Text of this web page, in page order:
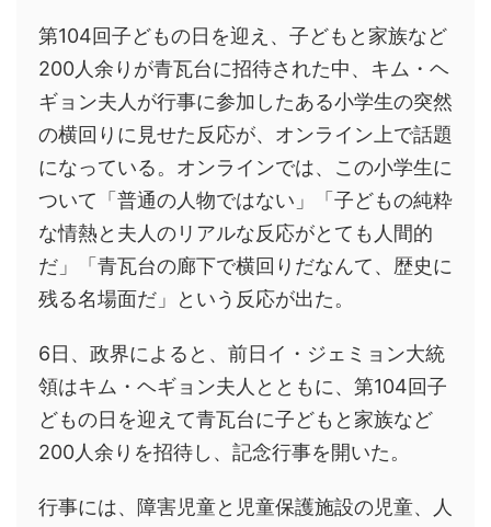
第104回子どもの日を迎え、子どもと家族など
200人余りが青瓦台に招待された中、キム・ヘ
ギョン夫人が行事に参加したある小学生の突然
の横回りに見せた反応が、オンライン上で話題
になっている。オンラインでは、この小学生に
ついて「普通の人物ではない」「子どもの純粋
な情熱と夫人のリアルな反応がとても人間的
だ」「青瓦台の廊下で横回りだなんて、歴史に
残る名場面だ」という反応が出た。
6日、政界によると、前日イ・ジェミョン大統
領はキム・ヘギョン夫人とともに、第104回子
どもの日を迎えて青瓦台に子どもと家族など
200人余りを招待し、記念行事を開いた。
行事には、障害児童と児童保護施設の児童、人